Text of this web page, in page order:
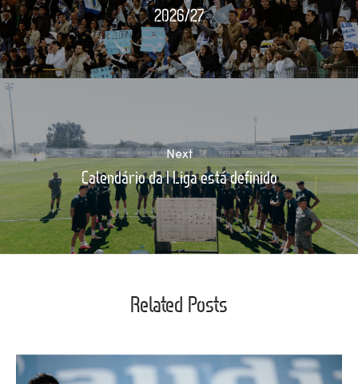
2026/27
Next
Calendário da I Liga está definido
Related Posts